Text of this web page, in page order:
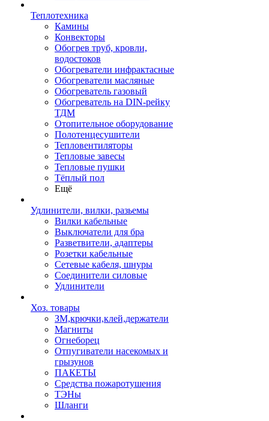
Теплотехника
Камины
Конвекторы
Обогрев труб, кровли,
водостоков
Обогреватели инфрактасные
Обогреватели масляные
Обогреватель газовый
Обогреватель на DIN-рейку
ТДМ
Отопительное оборудование
Полотенцесушители
Тепловентиляторы
Тепловые завесы
Тепловые пушки
Тёплый пол
Ещё
Удлинители, вилки, разьемы
Вилки кабельные
Выключатели для бра
Разветвители, адаптеры
Розетки кабельные
Сетевые кабеля, шнуры
Соединители силовые
Удлинители
Хоз. товары
ЗМ,крючки,клей,держатели
Магниты
Огнеборец
Отпугиватели насекомых и
грызунов
ПАКЕТЫ
Средства пожаротушения
ТЭНы
Шланги